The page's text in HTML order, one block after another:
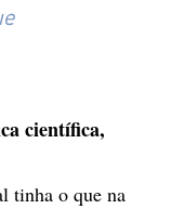
científica,
tinha o que na